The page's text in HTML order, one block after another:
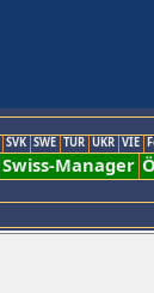
SVK SWE TUR UKR VIE
Swiss-Manager